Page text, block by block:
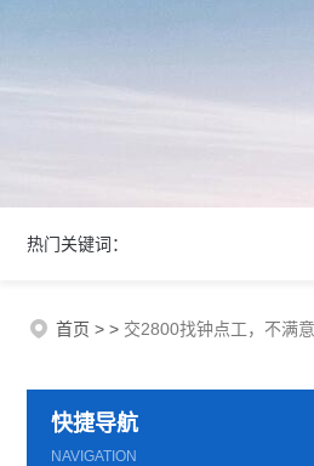
热门关键词：
首页 > > 交2800找钟点工，不满
快捷导航
NAVIGATION